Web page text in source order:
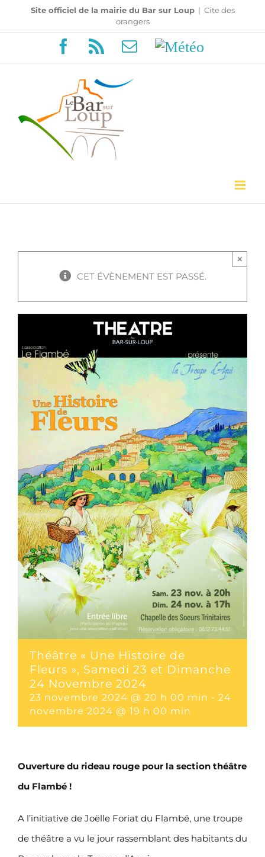
au
Site officiel de la mairie du Bar sur Loup | Cite des
orangers
Facebook
Rss EmailMétéo
CET ÉVÈNEMENT EST PASSÉ.
×
Théâtre « Une Histoire de
Fleurs », Samedi 23 et Dimanche
24 Novembre 2024
23 novembre 2024 @ 20 h 00 min - 24
novembre 2024 @ 19 h 00 min
Ouverture du rideau rouge pour la section théâtre
du Flambé !
A l’initiative de Joëlle Foriat du Flambé, une troupe
de théâtre a vu le jour rassemblant des habitants du